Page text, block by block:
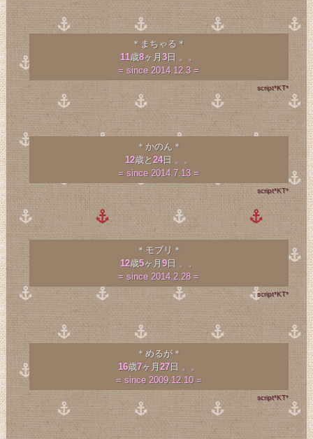
＊まちゃる＊
11歳8ヶ月3日 。。
= since 2014.12.3 =
script*KT*
＊かのん＊
12歳と24日 。。
= since 2014.7.13 =
script*KT*
＊モブリ＊
12歳5ヶ月9日 。。
= since 2014.2.28 =
script*KT*
＊めるが＊
16歳7ヶ月27日 。。
= since 2009.12.10 =
script*KT*